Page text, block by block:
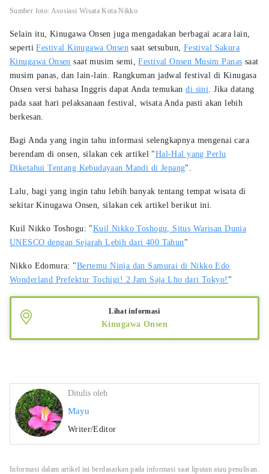
Sumber foto: Asosiasi Wisata Kota Nikko
Selain itu, Kinugawa Onsen juga mengadakan berbagai acara lain,
sepertiFestival Kinugawa Onsen saat setsubun, Festival Sakura
Kinugawa Onsen saat musim semi,Festival Onsen Musim Panas saat
musim panas, dan lain-lain. Rangkuman jadwal festival di Kinugasa
Onsen versi bahasa Inggris dapat Anda temukandi sini . Jika datang
pada saat hari pelaksanaan festival, wisata Anda pasti akan lebih
berkesan.
Bagi Anda yang ingin tahu informasi selengkapnya mengenai cara
berendam di onsen, silakan cek artikel "Hal-Hal yang Perlu
Diketahui Tentang Kebudayaan Mandi di Jepang".
Lalu, bagi yang ingin tahu lebih banyak tentang tempat wisata di
sekitar Kinugawa Onsen, silakan cek artikel berikut ini.
Kuil Nikko Toshogu: "Kuil Nikko Toshogu, Situs Warisan Dunia
UNESCO dengan Sejarah Lebih dari 400 Tahun "
Nikko Edomura: "Bertemu Ninja dan Samurai di Nikko Edo
Wonderland Prefektur Tochigi! 2 Jam Saja Lho dari Tokyo! "
Lihat informasi
Kinugawa Onsen
Ditulis oleh
Mayu
Writer/Editor
Informasi dalam artikel ini berdasarkan pada informasi saat liputan atau penulisan.